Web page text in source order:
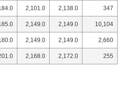
2,101.0 2,138.0 347
2,149.0 2,149.0 10,104
2,149.0 2,149.0 2,660
2,168.0 2,172.0 255